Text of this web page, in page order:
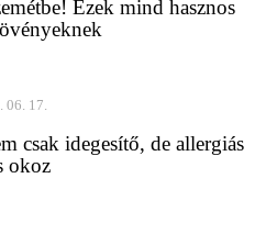
Ezek mind hasznos
06. 17.
csak idegesítő, de allergiás
okoz